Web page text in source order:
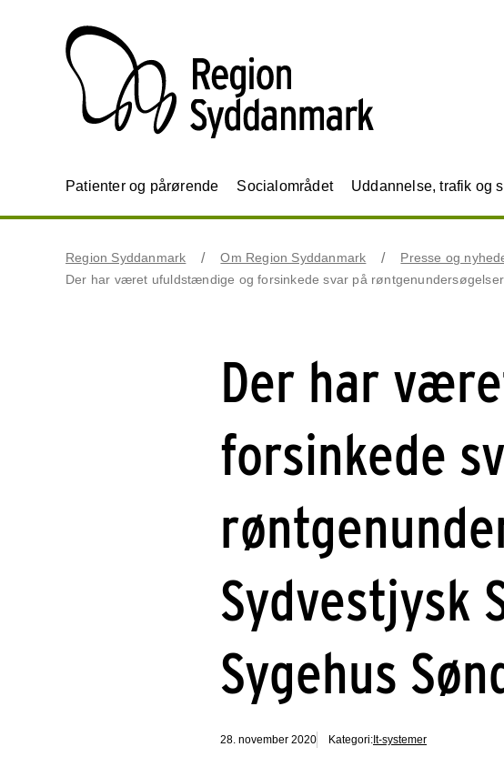
Patienter og pårørende Socialområdet Uddannelse, trafik og
Region Syddanmark Om Region Syddanmark Presse og
Der har været ufuldstændige og forsinkede svar på
Der har
forsinkede
Sydvestjysk
Sygehus
28. november 2020 Kategori: It-systemer